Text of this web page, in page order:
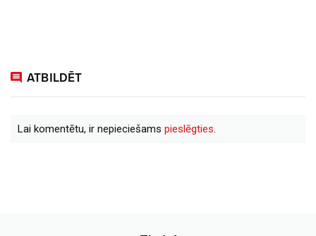
ATBILDĒT
Lai komentētu, ir nepieciešams pieslēgties.